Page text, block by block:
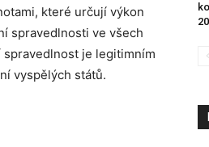
které určují výkon
spravedlnosti ve všech
je legitimním
vyspělých států.